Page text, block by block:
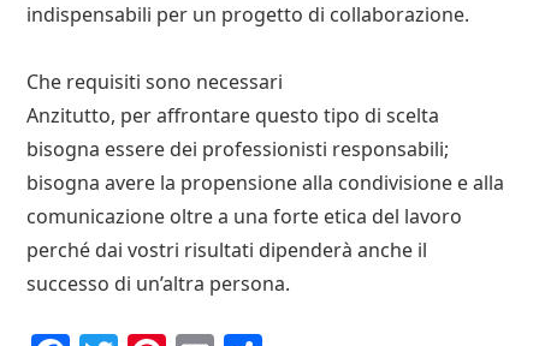
indispensabili per un progetto di collaborazione.
Che requisiti sono necessari
Anzitutto, per affrontare questo tipo di scelta
bisogna essere dei professionisti responsabili;
bisogna avere la propensione alla condivisione e alla
comunicazione oltre a una forte etica del lavoro
perché dai vostri risultati dipenderà anche il
successo di un’altra persona.